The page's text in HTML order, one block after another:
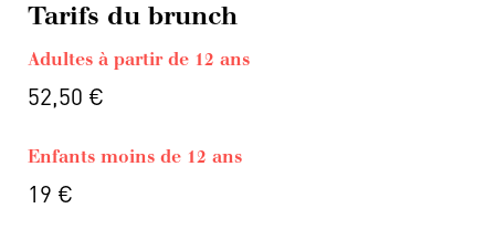
Tarifs du brunch
Adultes à partir de 12 ans
52,50 €
Enfants moins de 12 ans
19 €